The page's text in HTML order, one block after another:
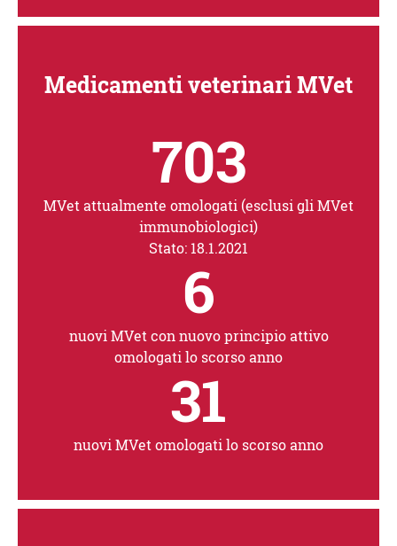
Medicamenti veterinari MVet
703
MVet attualmente omologati (esclusi gli MVet
immunobiologici)
Stato: 18.1.2021
6
nuovi MVet con nuovo principio attivo
omologati lo scorso anno
31
nuovi MVet omologati lo scorso anno